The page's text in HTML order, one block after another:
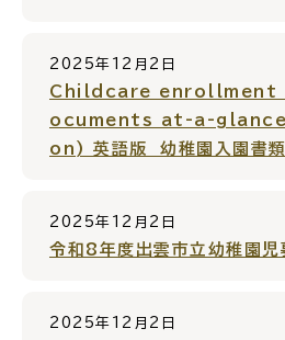
ふるさと納税
2025年12月2日
Childcare enrollment
ocuments at-a-
on) 英語版 幼稚園入園書
2025年12月2日
令和8年度出雲市立幼稚園児
2025年12月2日